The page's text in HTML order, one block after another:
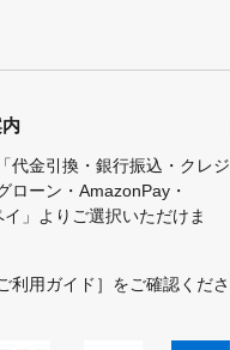
代金引換・銀行振込・クレジ
ローン・AmazonPay・
」よりご選択いただけま
利用ガイド］ をご確認くださ